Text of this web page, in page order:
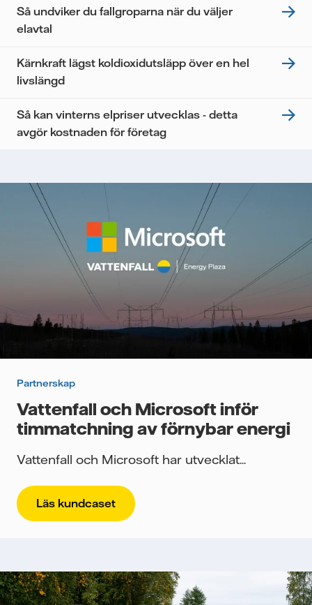
Så undviker du fallgroparna när du väljer
elavtal
Kärnkraft lägst koldioxidutsläpp över en hel
livslängd
Så kan vinterns elpriser utvecklas - detta
avgör kostnaden för företag
Partnerskap
Vattenfall och Microsoft inför
timmatchning av förnybar energi
Vattenfall och Microsoft har utvecklat...
Läs kundcaset